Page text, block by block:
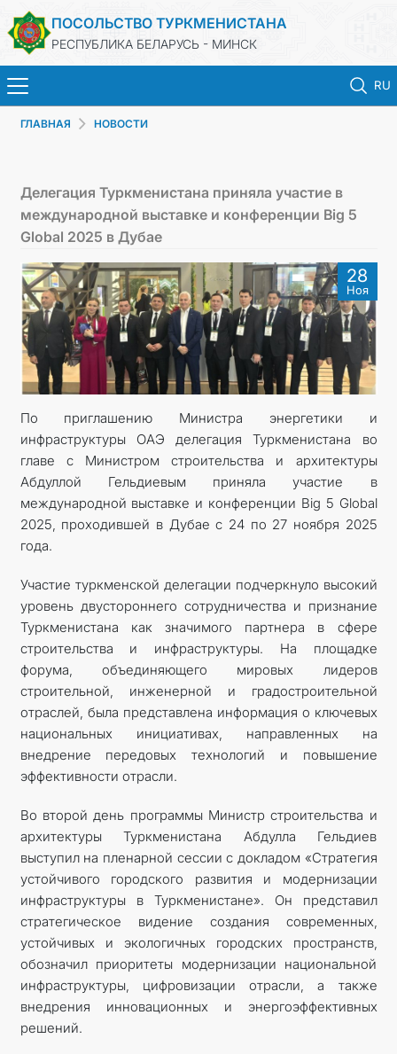
ПОСОЛЬСТВО ТУРКМЕНИСТАНА
РЕСПУБЛИКА БЕЛАРУСЬ - МИНСК
RU
КОНСУЛЬСКИЕ УСЛУГИ
МИД
КОНТАКТНЫЕ ДАННЫЕ
ГЛАВНАЯ НОВОСТИ
Делегация Туркменистана приняла участие в
международной выставке и конференции Big 5
Global 2025 в Дубае
28
Ноя
По приглашению Министра энергетики и
инфраструктуры ОАЭ делегация Туркменистана во
главе с Министром строительства и архитектуры
Абдуллой Гельдиевым приняла участие в
международной выставке и конференции Big 5 Global
2025, проходившей в Дубае с 24 по 27 ноября 2025
года.
Участие туркменской делегации подчеркнуло высокий
уровень двустороннего сотрудничества и признание
Туркменистана как значимого партнера в сфере
строительства и инфраструктуры. На площадке
форума, объединяющего мировых лидеров
строительной, инженерной и градостроительной
отраслей, была представлена информация о ключевых
национальных инициативах, направленных на
внедрение передовых технологий и повышение
эффективности отрасли.
Во второй день программы Министр строительства и
архитектуры Туркменистана Абдулла Гельдиев
выступил на пленарной сессии с докладом «Стратегия
устойчивого городского развития и модернизации
инфраструктуры в Туркменистане». Он представил
стратегическое видение создания современных,
устойчивых и экологичных городских пространств,
обозначил приоритеты модернизации национальной
инфраструктуры, цифровизации отрасли, а также
внедрения инновационных и энергоэффективных
решений.